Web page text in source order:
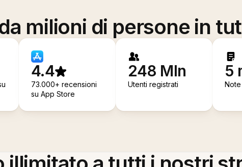
milioni di persone in
4.4
73.000+ recensioni
su App Store
248 Mln
Utenti registrati
5